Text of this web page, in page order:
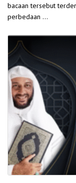
bacaan tersebut
perbedaan …